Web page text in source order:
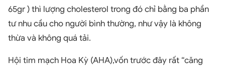
65gr ) thì lượng cholesterol trong đó chỉ bằng ba phần
tư nhu cầu cho người bình thường, như vậy là không
thừa và không quá tải.
Hội tim mạch Hoa Kỳ (AHA),vốn trước đây rất “căng